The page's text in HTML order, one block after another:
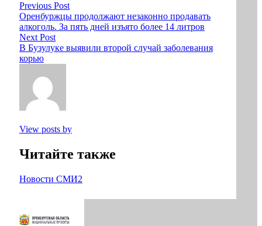
Previous Post
Оренбуржцы продолжают незаконно продавать
алкоголь. За пять дней изъято более 14 литров
Next Post
В Бузулуке выявили второй случай заболевания
корью
View posts by
Читайте также
Новости СМИ2